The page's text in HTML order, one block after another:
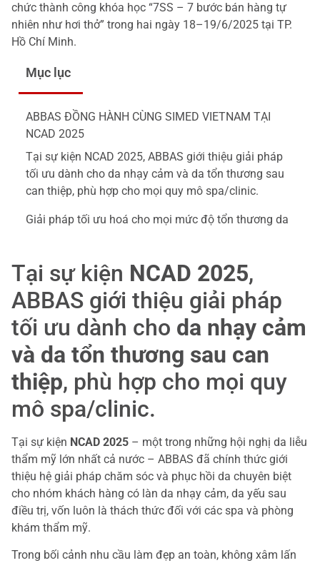
chức thành công khóa học “7SS – 7 bước bán hàng tự
nhiên như hơi thở” trong hai ngày 18–19/6/2025 tại TP.
Hồ Chí Minh.
Mục lục
ABBAS ĐỒNG HÀNH CÙNG SIMED VIETNAM TẠI
NCAD 2025
Tại sự kiện NCAD 2025, ABBAS giới thiệu giải pháp
tối ưu dành cho da nhạy cảm và da tổn thương sau
can thiệp, phù hợp cho mọi quy mô spa/clinic.
Giải pháp tối ưu hoá cho mọi mức độ tổn thương da
Tại sự kiện NCAD 2025,
ABBAS giới thiệu giải pháp
tối ưu dành cho da nhạy cảm
và da tổn thương sau can
thiệp, phù hợp cho mọi quy
mô spa/clinic.
Tại sự kiện NCAD 2025 – một trong những hội nghị da liễu
thẩm mỹ lớn nhất cả nước – ABBAS đã chính thức giới
thiệu hệ giải pháp chăm sóc và phục hồi da chuyên biệt
cho nhóm khách hàng có làn da nhạy cảm, da yếu sau
điều trị, vốn luôn là thách thức đối với các spa và phòng
khám thẩm mỹ.
Trong bối cảnh nhu cầu làm đẹp an toàn, không xâm lấn